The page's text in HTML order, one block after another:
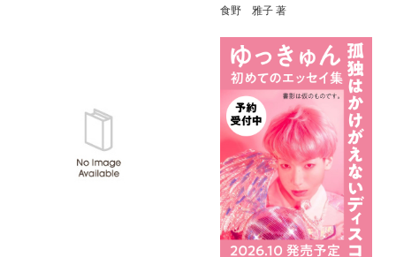
食野 雅子 著